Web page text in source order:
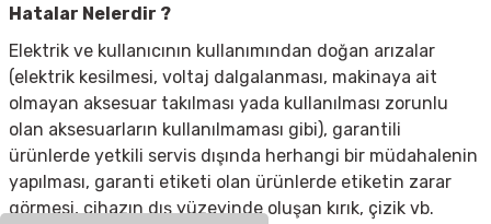
Hatalar Nelerdir ?
Elektrik ve kullanıcının kullanımından doğan arızalar
(elektrik kesilmesi, voltaj dalgalanması, makinaya ait
olmayan aksesuar takılması yada kullanılması zorunlu
olan aksesuarların kullanılmaması gibi), garantili
ürünlerde yetkili servis dışında herhangi bir müdahalenin
yapılması, garanti etiketi olan ürünlerde etiketin zarar
görmesi, cihazın dış yüzeyinde oluşan kırık, çizik vb.